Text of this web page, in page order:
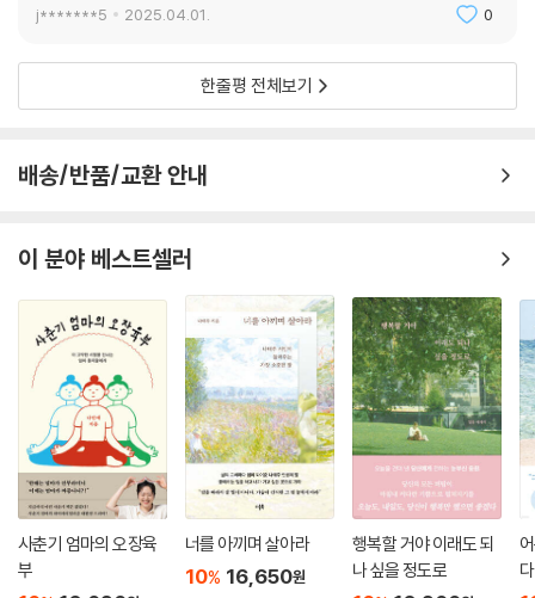
j*******5 2025.04.01. 0
한줄평 전체보기
배송/반품/교환 안내
이 분야 베스트셀러
사춘기 엄마의 오장육
부
너를 아끼며 살아라
10% 16,650원
행복할 거야 이래도 되
나 싶을 정도로
다